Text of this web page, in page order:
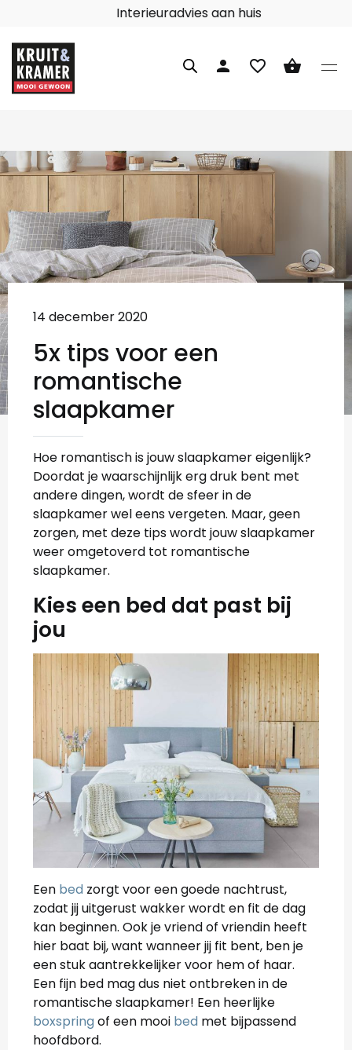
Interieuradvies aan huis
person favorite_border shopping_basket
14 december 2020
5x tips voor een
romantische
slaapkamer
Hoe romantisch is jouw slaapkamer eigenlijk?
Doordat je waarschijnlijk erg druk bent met
andere dingen, wordt de sfeer in de
slaapkamer wel eens vergeten. Maar, geen
zorgen, met deze tips wordt jouw slaapkamer
weer omgetoverd tot romantische
slaapkamer.
Kies een bed dat past bij
jou
Een bed zorgt voor een goede nachtrust,
zodat jij uitgerust wakker wordt en fit de dag
kan beginnen. Ook je vriend of vriendin heeft
hier baat bij, want wanneer jij fit bent, ben je
een stuk aantrekkelijker voor hem of haar.
Een fijn bed mag dus niet ontbreken in de
romantische slaapkamer! Een heerlijke
boxspring of een mooi bed met bijpassend
hoofdbord.